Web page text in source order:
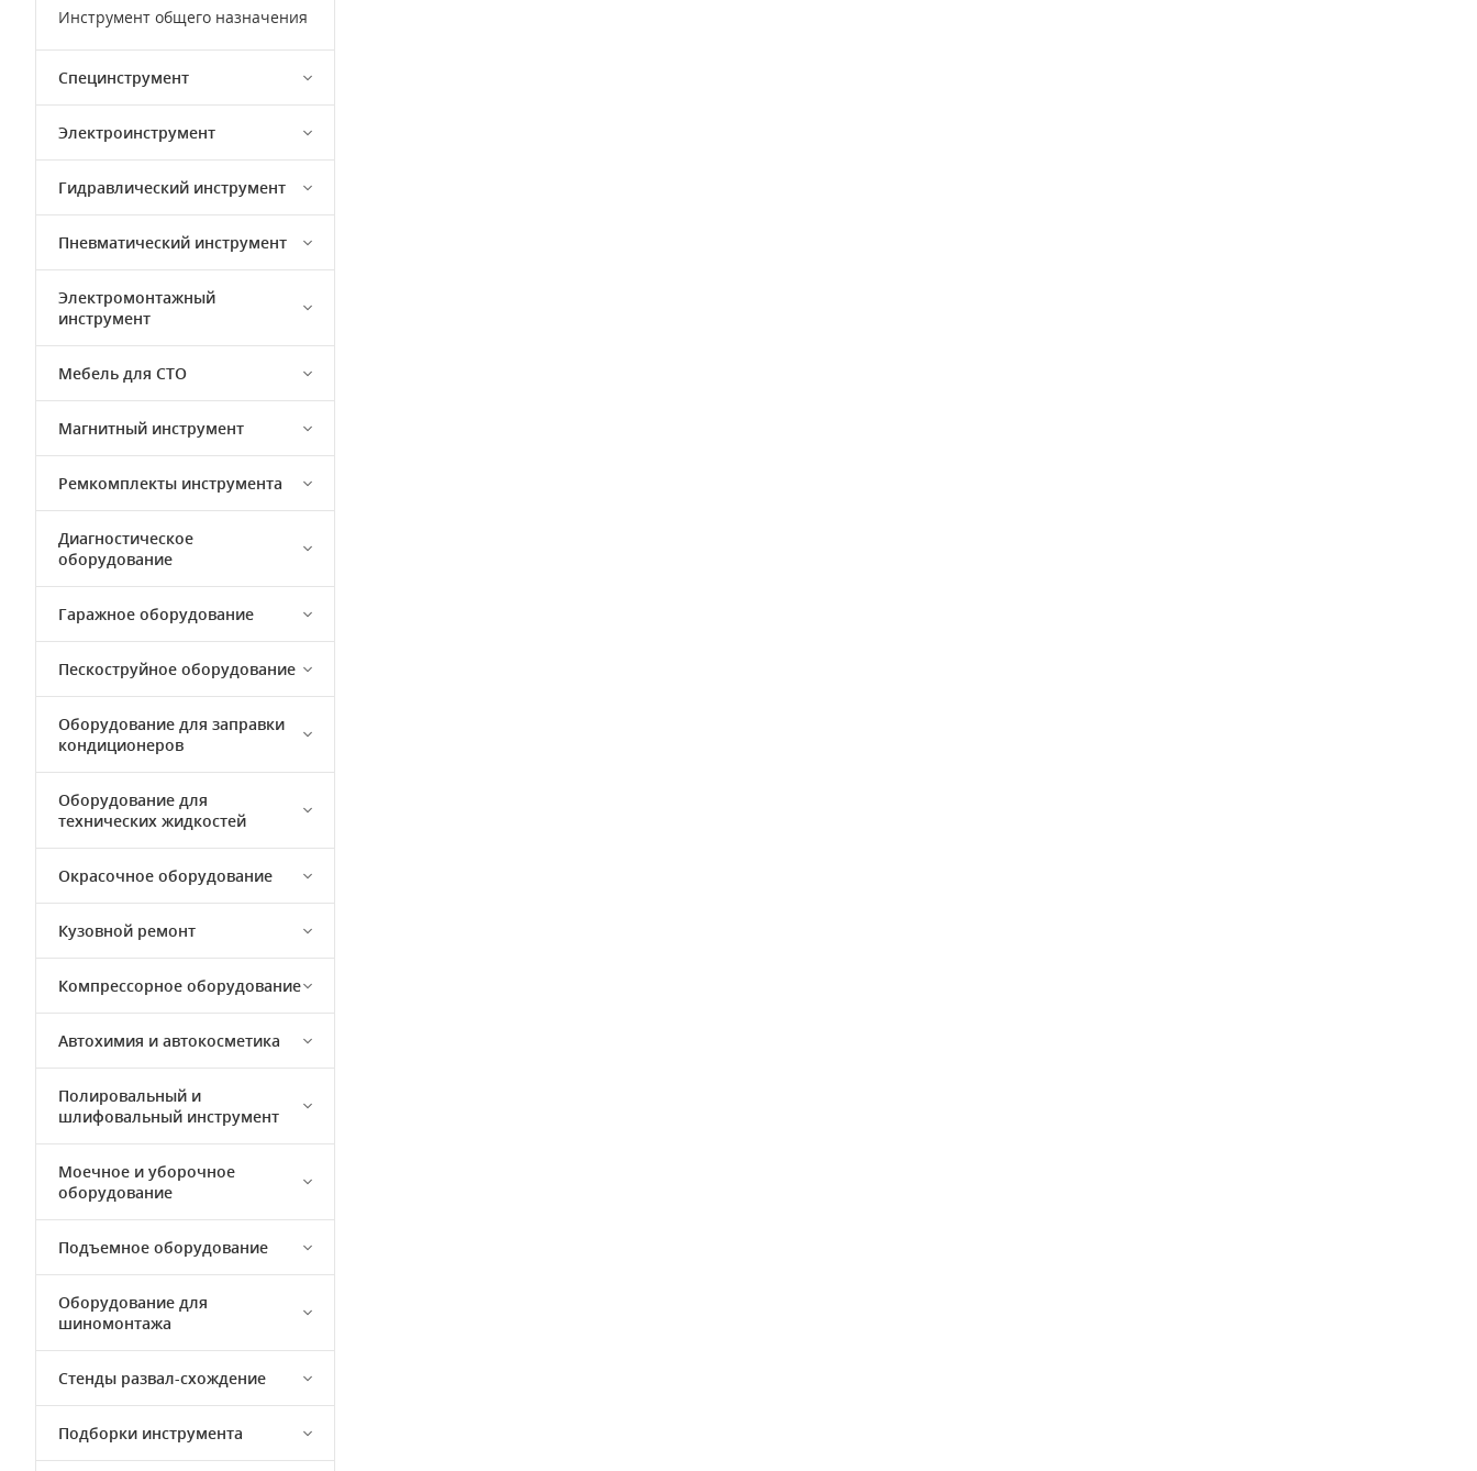
Инструмент общего назначения
Специнструмент
Электроинструмент
Гидравлический инструмент
Пневматический инструмент
Электромонтажный
инструмент
Мебель для СТО
Магнитный инструмент
Ремкомплекты инструмента
Диагностическое
оборудование
Гаражное оборудование
Пескоструйное оборудование
Оборудование для заправки
кондиционеров
Оборудование для
технических жидкостей
Окрасочное оборудование
Кузовной ремонт
Компрессорное оборудование
Автохимия и автокосметика
Полировальный и
шлифовальный инструмент
Моечное и уборочное
оборудование
Подъемное оборудование
Оборудование для
шиномонтажа
Стенды развал-схождение
Подборки инструмента